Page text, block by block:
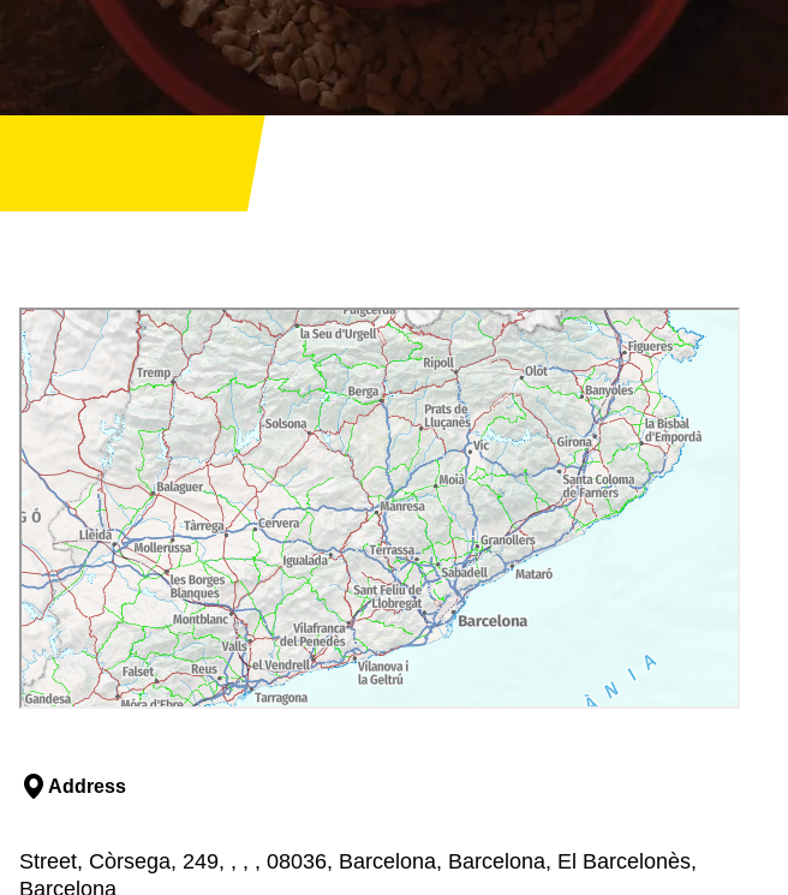
Address
Street, Còrsega, 249, , , , 08036, Barcelona, Barcelona, El Barcelonès,
Barcelona